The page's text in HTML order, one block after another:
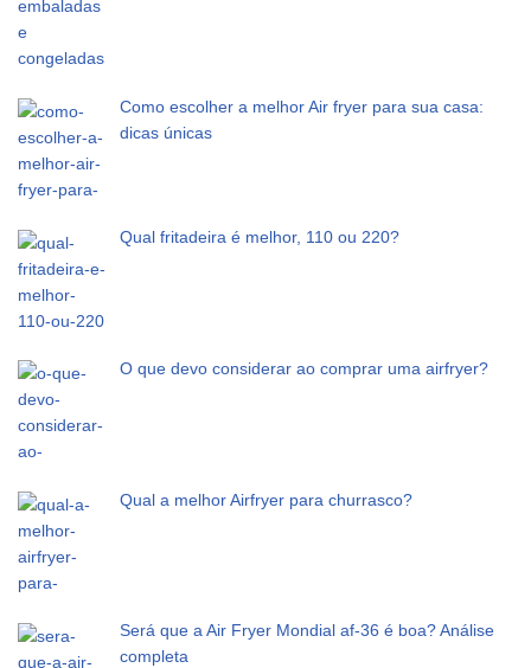
Como escolher a melhor Air fryer para sua casa:
dicas únicas
Qual fritadeira é melhor, 110 ou 220?
O que devo considerar ao comprar uma airfryer?
Qual a melhor Airfryer para churrasco?
Será que a Air Fryer Mondial af-36 é boa? Análise
completa